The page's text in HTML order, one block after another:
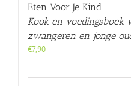
Eten Voor Je Kind
Kook en voedingsboek
zwangeren en jonge
€7,90